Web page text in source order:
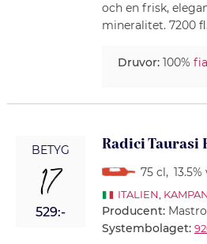
och en frisk,
mineralitet. 7200 fl.
Druvor:100%
BETYG
17
529:-
Radici Taurasi
75 cl , 13.5%
ITALIEN,
Producent:
Systembolaget: